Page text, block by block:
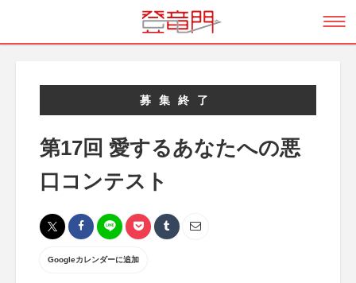
募集終了
第17回 愛するあなたへの悪
口コンテスト
Googleカレンダーに追加